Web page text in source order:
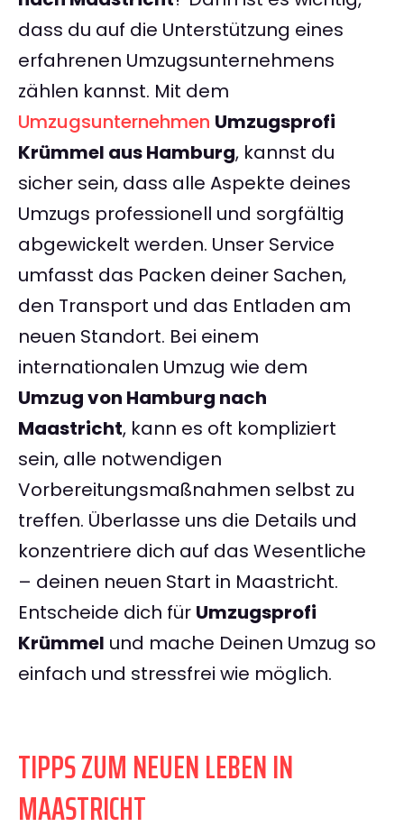
dass du auf die Unterstützung eines
erfahrenen Umzugsunternehmens
zählen kannst. Mit dem
Umzugsunternehmen Umzugsprofi
Krümmel aus Hamburg, kannst du
sicher sein, dass alle Aspekte deines
Umzugs professionell und sorgfältig
abgewickelt werden. Unser Service
umfasst das Packen deiner Sachen,
den Transport und das Entladen am
neuen Standort. Bei einem
internationalen Umzug wie dem
Umzug von Hamburg nach
Maastricht, kann es oft kompliziert
sein, alle notwendigen
Vorbereitungsmaßnahmen selbst zu
treffen. Überlasse uns die Details und
konzentriere dich auf das Wesentliche
– deinen neuen Start in Maastricht.
Entscheide dich für Umzugsprofi
Krümmel und mache Deinen Umzug so
einfach und stressfrei wie möglich.
TIPPS ZUM NEUEN LEBEN IN
MAASTRICHT